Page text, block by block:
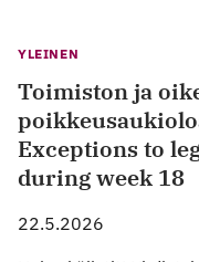
YLEINEN
Toimiston ja
Exceptions to
during week 18
22.5.2026